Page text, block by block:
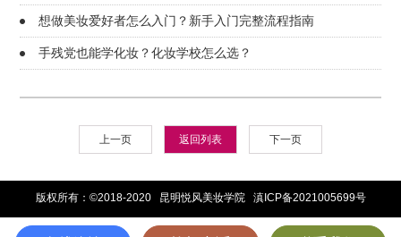
想做美妆爱好者怎么入门？新手入门完整流程指南
手残党也能学化妆？化妆学校怎么选？
上一页 返回列表 下一页
版权所有：©2018-2020 昆明悦风美妆学院 滇ICP备2021005699号